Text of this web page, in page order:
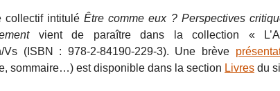
collectif intituléÊtre comme eux ? Perspectives
vient de paraître dans la collection «
Vs (ISBN : 978-2-84190-229-3). Une brève
sommaire…) est disponible dans la section Livres du